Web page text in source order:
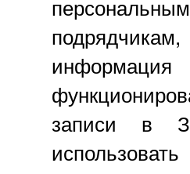
записи в